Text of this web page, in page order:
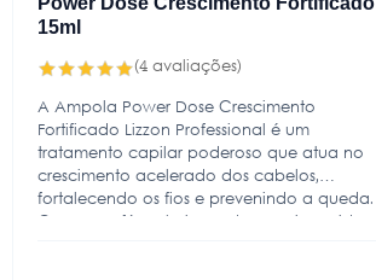
15ml
(4 avaliações)
A Ampola Power Dose Crescimento
Fortificado Lizzon Professional é um
tratamento capilar poderoso que atua no
crescimento acelerado dos cabelos,
fortalecendo os fios e prevenindo a queda.
Com uma fórmula inovadora enriquecida